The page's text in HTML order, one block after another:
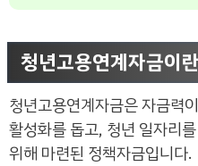
청년고용연계자금이란
청년고용연계자금은 자금력
활성화를 돕고, 청년 일자리
위해 마련된 정책자금입니다.